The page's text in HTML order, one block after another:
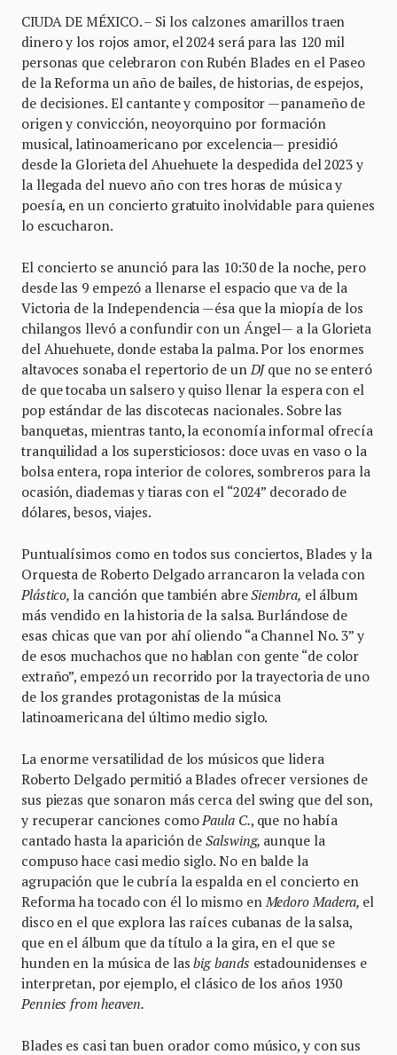
CIUDA DE MÉXICO. – Si los calzones amarillos traen
dinero y los rojos amor, el 2024 será para las 120 mil
personas que celebraron con Rubén Blades en el Paseo
de la Reforma un año de bailes, de historias, de espejos,
de decisiones. El cantante y compositor —panameño de
origen y convicción, neoyorquino por formación
musical, latinoamericano por excelencia— presidió
desde la Glorieta del Ahuehuete la despedida del 2023 y
la llegada del nuevo año con tres horas de música y
poesía, en un concierto gratuito inolvidable para quienes
lo escucharon.
El concierto se anunció para las 10:30 de la noche, pero
desde las 9 empezó a llenarse el espacio que va de la
Victoria de la Independencia —ésa que la miopía de los
chilangos llevó a confundir con un Ángel— a la Glorieta
del Ahuehuete, donde estaba la palma. Por los enormes
altavoces sonaba el repertorio de unDJ que no se enteró
de que tocaba un salsero y quiso llenar la espera con el
pop estándar de las discotecas nacionales. Sobre las
banquetas, mientras tanto, la economía informal ofrecía
tranquilidad a los supersticiosos: doce uvas en vaso o la
bolsa entera, ropa interior de colores, sombreros para la
ocasión, diademas y tiaras con el “2024” decorado de
dólares, besos, viajes.
Puntualísimos como en todos sus conciertos, Blades y la
Orquesta de Roberto Delgado arrancaron la velada con
Plástico, la canción que también abreSiembra, el álbum
más vendido en la historia de la salsa. Burlándose de
esas chicas que van por ahí oliendo “a Channel No. 3” y
de esos muchachos que no hablan con gente “de color
extraño”, empezó un recorrido por la trayectoria de uno
de los grandes protagonistas de la música
latinoamericana del último medio siglo.
La enorme versatilidad de los músicos que lidera
Roberto Delgado permitió a Blades ofrecer versiones de
sus piezas que sonaron más cerca del swing que del son,
y recuperar canciones comoPaula C., que no había
cantado hasta la aparición deSalswing, aunque la
compuso hace casi medio siglo. No en balde la
agrupación que le cubría la espalda en el concierto en
Reforma ha tocado con él lo mismo enMedoro Madera, el
disco en el que explora las raíces cubanas de la salsa,
que en el álbum que da título a la gira, en el que se
hunden en la música de lasbig bands estadounidenses e
interpretan, por ejemplo, el clásico de los años 1930
Pennies from heaven.
Blades es casi tan buen orador como músico, y con sus